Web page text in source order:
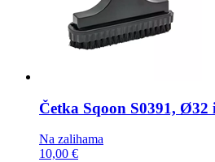
Četka Sqoon S0391,
Na zalihama
10,00 €